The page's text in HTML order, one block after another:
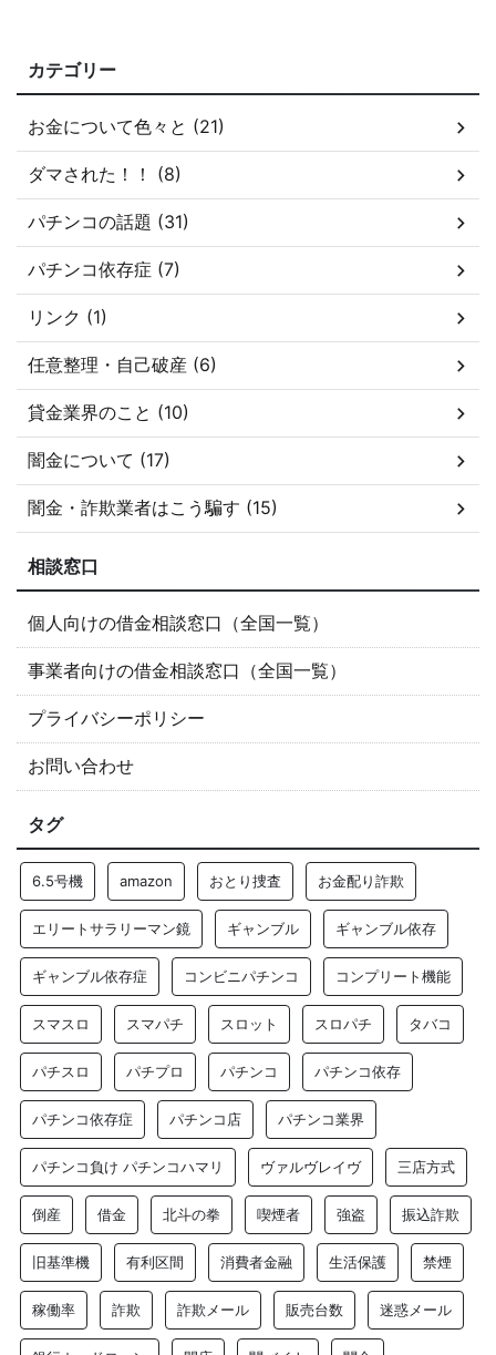
カテゴリー
お金について色々と (21)
ダマされた！！ (8)
パチンコの話題 (31)
パチンコ依存症 (7)
リンク (1)
任意整理・自己破産 (6)
貸金業界のこと (10)
闇金について (17)
闇金・詐欺業者はこう騙す (15)
相談窓口
個人向けの借金相談窓口（全国一覧）
事業者向けの借金相談窓口（全国一覧）
プライバシーポリシー
お問い合わせ
タグ
6.5号機 amazon おとり捜査 お金配り詐欺
エリートサラリーマン鏡 ギャンブル ギャンブル依存
ギャンブル依存症 コンビニパチンコ コンプリート機能
スマスロ スマパチ スロット スロパチ タバコ
パチスロ パチプロ パチンコ パチンコ依存
パチンコ依存症 パチンコ店 パチンコ業界
パチンコ負け パチンコハマリ ヴァルヴレイヴ 三店方式
倒産 借金 北斗の拳 喫煙者 強盗 振込詐欺
旧基準機 有利区間 消費者金融 生活保護 禁煙
稼働率 詐欺 詐欺メール 販売台数 迷惑メール